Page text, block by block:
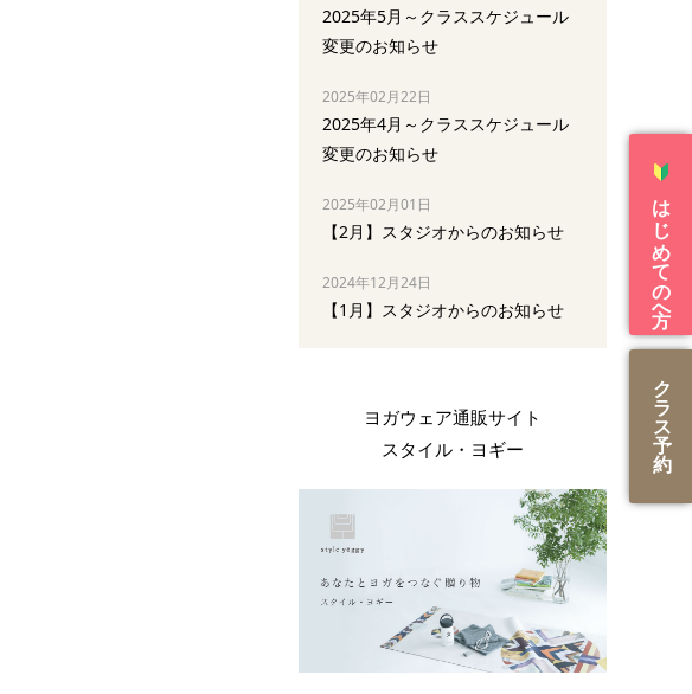
2025年5月～クラススケジュール
変更のお知らせ
2025年02月22日
2025年4月～クラススケジュール
変更のお知らせ
2025年02月01日
【2月】スタジオからのお知らせ
2024年12月24日
【1月】スタジオからのお知らせ
ヨガウェア通販サイト
スタイル・ヨギー
はじめての方へ
ク
ラ
ス
予
約